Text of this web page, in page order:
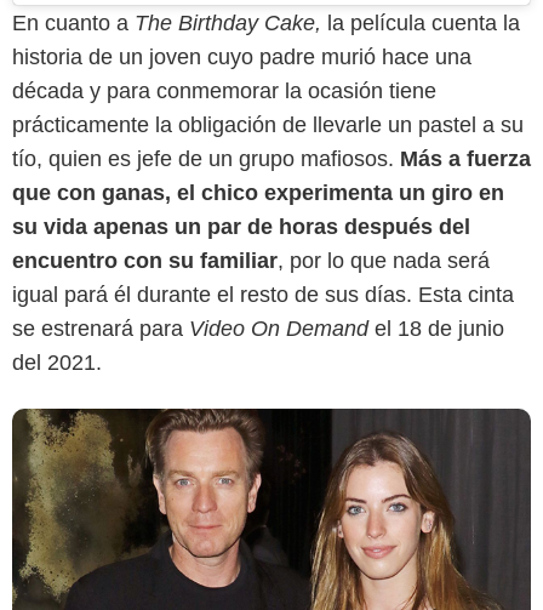
En cuanto a The Birthday Cake, la película cuenta la
historia de un joven cuyo padre murió hace una
década y para conmemorar la ocasión tiene
prácticamente la obligación de llevarle un pastel a su
tío, quien es jefe de un grupo mafiosos. Más a fuerza
que con ganas, el chico experimenta un giro en
su vida apenas un par de horas después del
encuentro con su familiar, por lo que nada será
igual pará él durante el resto de sus días. Esta cinta
se estrenará para Video On Demand el 18 de junio
del 2021.